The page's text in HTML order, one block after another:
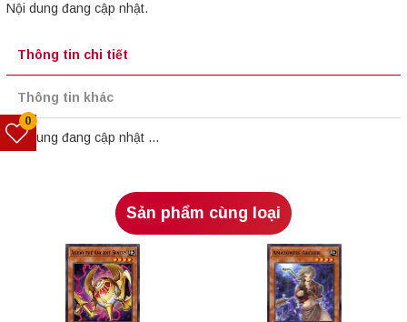
Nội dung đang cập nhật.
Thông tin chi tiết
Thông tin khác
Nội dung đang cập nhật ...
Sản phẩm cùng loại
0